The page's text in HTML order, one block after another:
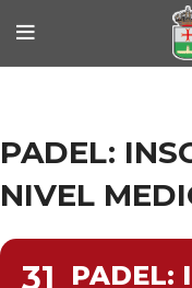
PADEL:
NIVEL
31
PADEL: